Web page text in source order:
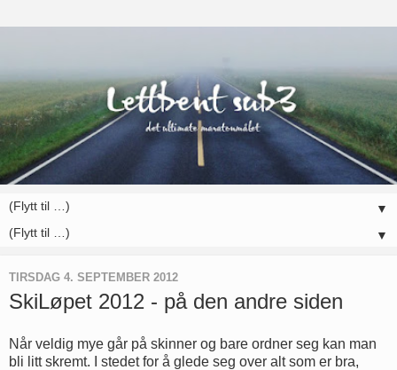
▼
▼
TIRSDAG 4. SEPTEMBER 2012
SkiLøpet 2012 - på den andre siden
Når veldig mye går på skinner og bare ordner seg kan man
bli litt skremt. I stedet for å glede seg over alt som er bra,